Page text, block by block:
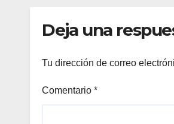
Deja una
Tu dirección de correo
Comentario *